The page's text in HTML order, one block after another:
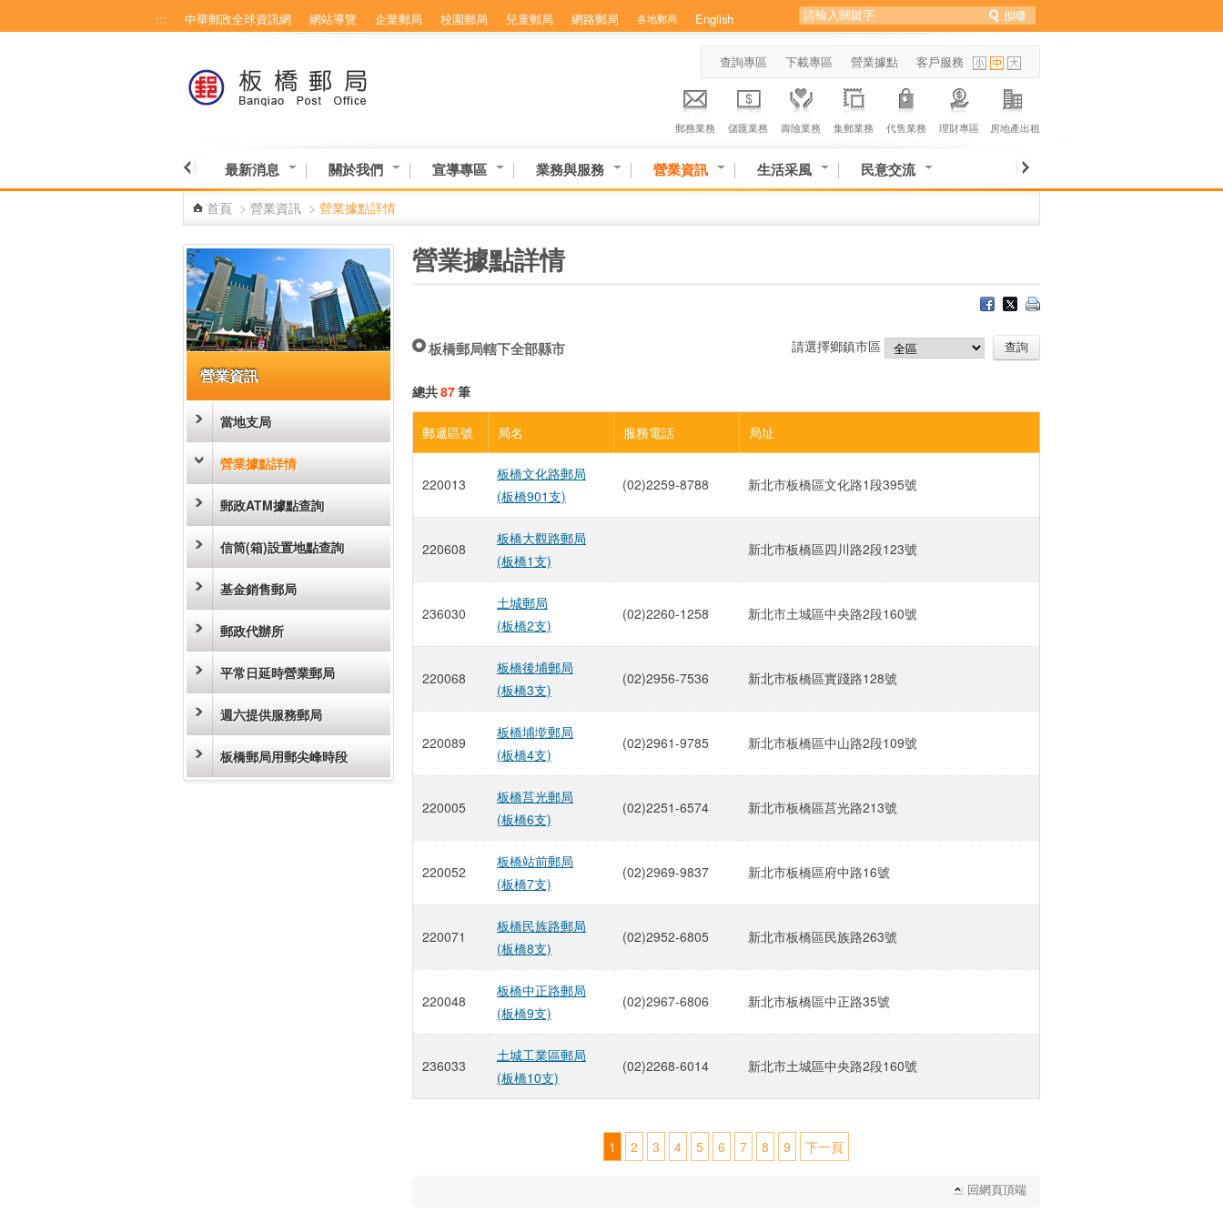
::: 中華郵政全球資訊網 網站導覽 企業郵局 校園郵局 兒童郵局 網路郵局 各地郵局 English
查詢專區 下載專區 營業據點 客戶服務
郵務業務 儲匯業務 壽險業務 集郵業務 代售業務 理財專區 房地產出租
最新消息 關於我們 宣導專區 業務與服務 營業資訊 生活采風 民意交流
首頁 > 營業資訊 > 營業據點詳情
營業資訊
當地支局
營業據點詳情
郵政ATM據點查詢
信筒(箱)設置地點查詢
基金銷售郵局
郵政代辦所
平常日延時營業郵局
週六提供服務郵局
板橋郵局用郵尖峰時段
營業據點詳情
板橋郵局轄下全部縣市 請選擇鄉鎮市區
總共87筆
郵遞區號 局名 服務電話 局址
220013
板橋文化路郵局
(板橋901支)
(02)2259-8788 新北市板橋區文化路1段395號‎
220608
板橋大觀路郵局
(板橋1支)
新北市板橋區四川路2段123號‎
236030
土城郵局
(板橋2支)
(02)2260-1258 新北市土城區中央路2段160號‎
220068
板橋後埔郵局
(板橋3支)
(02)2956-7536 新北市板橋區實踐路128號‎
220089
板橋埔墘郵局
(板橋4支)
(02)2961-9785 新北市板橋區中山路2段109號‎
220005
板橋莒光郵局
(板橋6支)
(02)2251-6574 新北市板橋區莒光路213號‎
220052
板橋站前郵局
(板橋7支)
(02)2969-9837 新北市板橋區府中路16號‎
220071
板橋民族路郵局
(板橋8支)
(02)2952-6805 新北市板橋區民族路263號‎
220048
板橋中正路郵局
(板橋9支)
(02)2967-6806 新北市板橋區中正路35號‎
236033
土城工業區郵局
(板橋10支)
(02)2268-6014 新北市土城區中央路2段160號‎
1 2 3 4 5 6 7 8 9 下一頁
回網頁頂端